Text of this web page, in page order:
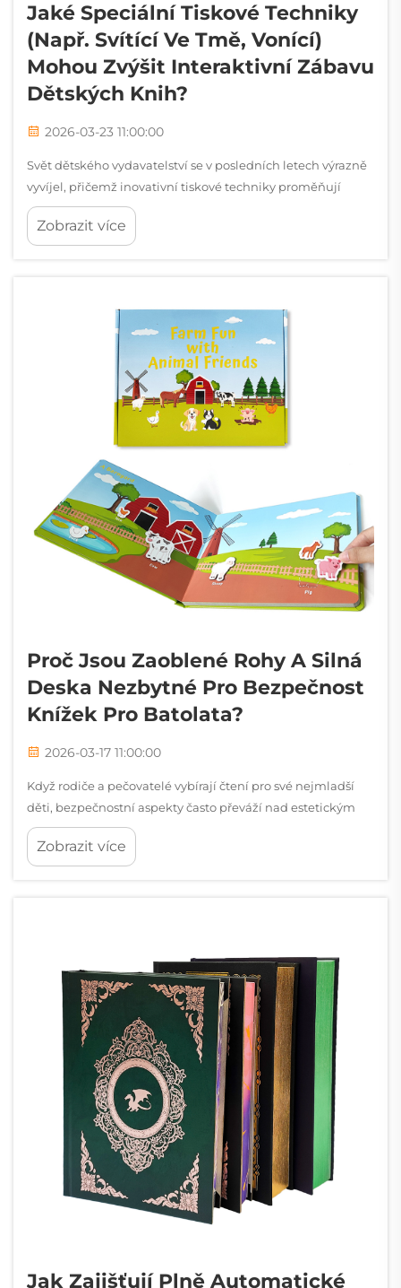
Jaké Speciální Tiskové Techniky
(např. Svítící Ve Tmě, Vonící)
Mohou Zvýšit Interaktivní Zábavu
Dětských Knih?
2026-03-23 11:00:00
Svět dětského vydavatelství se v posledních letech výrazně
vyvíjel, přičemž inovativní tiskové techniky proměňují
tradiční vyprávění v imersivní smyslové zážitky. Moderní
interaktivní dětské knihy využívají nejnovějších
Zobrazit více
Proč Jsou Zaoblené Rohy A Silná
Deska Nezbytné Pro Bezpečnost
Knížek Pro Batolata?
2026-03-17 11:00:00
Když rodiče a pečovatelé vybírají čtení pro své nejmladší
děti, bezpečnostní aspekty často převáží nad estetickým
vzhledem. Knížky pro batolata vyžadují specializované
konstrukční prvky, které kladejí důraz na bezpečnost
Zobrazit více
Jak Zajišťují Plně Automatické